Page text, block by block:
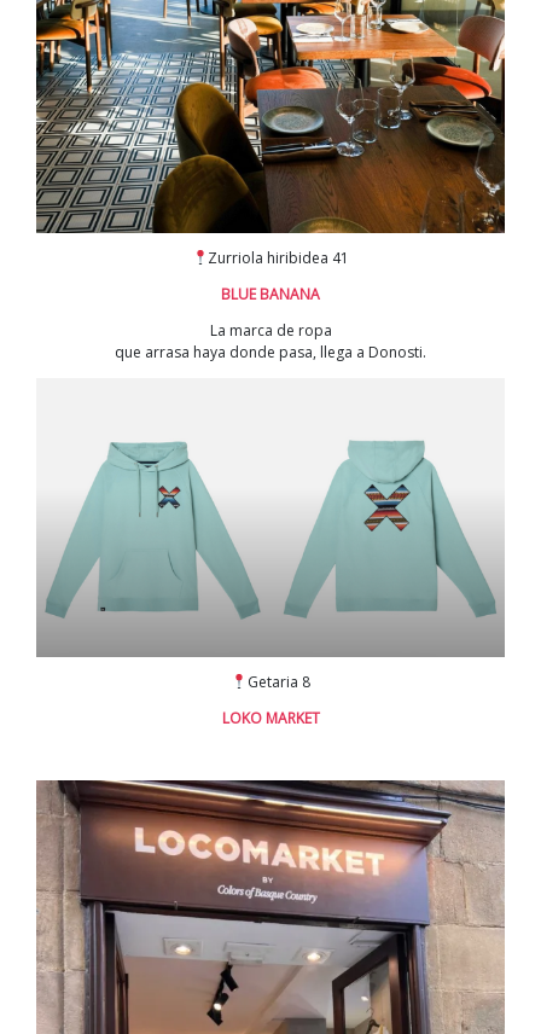
Zurriola hiribidea 41
BLUE BANANA
La marca de ropa
que arrasa haya donde pasa, llega a Donosti.
Getaria 8
LOKO MARKET